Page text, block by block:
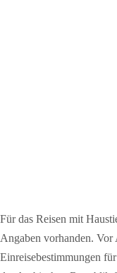
Für das Reisen mit
Angaben vorhanden. Vor
Einreisebestimmungen